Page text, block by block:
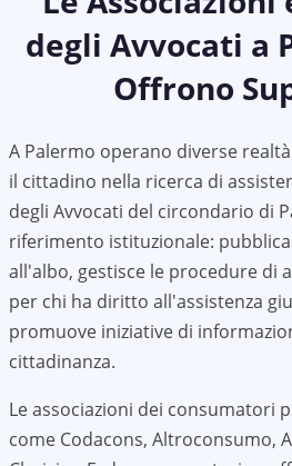
degli Avvocati a
Offrono
A Palermo operano diverse
il cittadino nella ricerca di
degli Avvocati del circondario di
riferimento istituzionale:
all'albo, gestisce le procedure di
per chi ha diritto all'assistenza
promuove iniziative di
cittadinanza.
Le associazioni dei
come Codacons, Altroconsumo,